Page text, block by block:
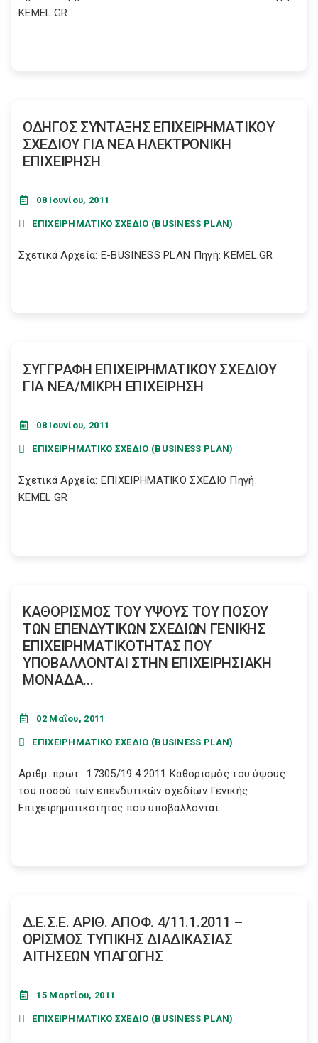
KEMEL.GR
ΟΔΗΓΟΣ ΣΥΝΤΑΞΗΣ ΕΠΙΧΕΙΡΗΜΑΤΙΚΟΥ
ΣΧΕΔΙΟΥ ΓΙΑ ΝΕΑ ΗΛΕΚΤΡΟΝΙΚΗ
ΕΠΙΧΕΙΡΗΣΗ
08 Ιουνίου, 2011
ΕΠΙΧΕΙΡΗΜΑΤΙΚΟ ΣΧΕΔΙΟ (BUSINESS PLAN)
Σχετικά Αρχεία: E-BUSINESS PLAN Πηγή: KEMEL.GR
ΣΥΓΓΡΑΦΗ ΕΠΙΧΕΙΡΗΜΑΤΙΚΟΥ ΣΧΕΔΙΟΥ
ΓΙΑ ΝΕΑ/ΜΙΚΡΗ ΕΠΙΧΕΙΡΗΣΗ
08 Ιουνίου, 2011
ΕΠΙΧΕΙΡΗΜΑΤΙΚΟ ΣΧΕΔΙΟ (BUSINESS PLAN)
Σχετικά Αρχεία: ΕΠΙΧΕΙΡΗΜΑΤΙΚΟ ΣΧΕΔΙΟ Πηγή:
KEMEL.GR
ΚΑΘΟΡΙΣΜΟΣ ΤΟΥ ΥΨΟΥΣ ΤΟΥ ΠΟΣΟΥ
ΤΩΝ ΕΠΕΝΔΥΤΙΚΩΝ ΣΧΕΔΙΩΝ ΓΕΝΙΚΗΣ
ΕΠΙΧΕΙΡΗΜΑΤΙΚΟΤΗΤΑΣ ΠΟΥ
ΥΠΟΒΑΛΛΟΝΤΑΙ ΣΤΗΝ ΕΠΙΧΕΙΡΗΣΙΑΚΗ
ΜΟΝΑΔΑ...
02 Μαΐου, 2011
ΕΠΙΧΕΙΡΗΜΑΤΙΚΟ ΣΧΕΔΙΟ (BUSINESS PLAN)
Αριθμ. πρωτ.: 17305/19.4.2011 Καθορισμός του ύψους
του ποσού των επενδυτικών σχεδίων Γενικής
Επιχειρηματικότητας που υποβάλλονται...
Δ.Ε.Σ.Ε. ΑΡΙΘ. ΑΠΟΦ. 4/11.1.2011 –
ΟΡΙΣΜΟΣ ΤΥΠΙΚΗΣ ΔΙΑΔΙΚΑΣΙΑΣ
ΑΙΤΗΣΕΩΝ ΥΠΑΓΩΓΗΣ
15 Μαρτίου, 2011
ΕΠΙΧΕΙΡΗΜΑΤΙΚΟ ΣΧΕΔΙΟ (BUSINESS PLAN)